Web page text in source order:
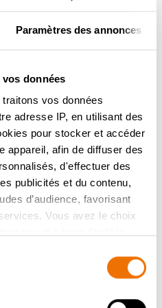
Paramètres des annonces
données
traitons vos données
adresse IP, en utilisant des
pour stocker et accéder
appareil, afin de diffuser des
d'effectuer des
publicités et du contenu,
d’audience, favorisant
Vous avez le choix
Déclaration relative aux
de confidentialité.
DE DOVY
DE DOVY
EN 10 ÉTAPES
DURABLE